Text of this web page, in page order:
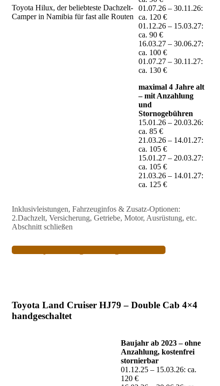
Toyota Hilux, der beliebteste Dachzelt-
Camper in Namibia für fast alle Routen
01.07.26 – 30.11.26:
ca. 120 €
01.12.26 – 15.03.27:
ca. 90 €
16.03.27 – 30.06.27:
ca. 100 €
01.07.27 – 30.11.27:
ca. 130 €
maximal 4 Jahre alt
– mit Anzahlung
und
Stornogebühren
15.01.26 – 20.03.26:
ca. 85 €
21.03.26 – 14.01.27:
ca. 105 €
15.01.27 – 20.03.27:
ca. 105 €
21.03.26 – 14.01.27:
ca. 125 €
Inklusivleistungen
Beratung rund um Ihre Reise
Basisversicherung mit Selbstbehalt 40.000 NAD,
Zusatzversicherungen oder europäische Vollkasko ohne
5 -10 €/Tag Zusatz-Dachzelte, extrabreite Dachzelte,
Pop-Up-Zelte, Bodenzelte möglich
Inklusivleistungen, Fahrzeuginfos & Zusatz-Optionen:
2.Dachzelt, Versicherung, Getriebe, Motor, Ausrüstung, etc.
Abschnitt schließen
Camper anfragen / Frage stellen
Toyota Land Cruiser HJ79 – Double Cab 4×4
handgeschaltet
Baujahr ab 2023 – ohne
Anzahlung, kostenfrei
stornierbar
01.12.25 – 15.03.26: ca.
120 €